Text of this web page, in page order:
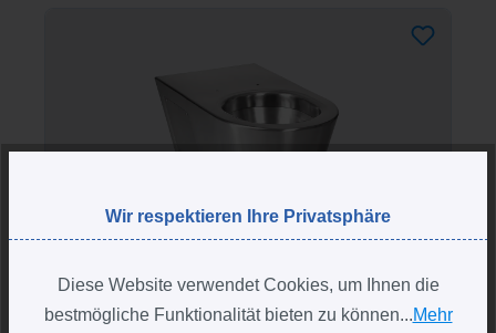
Wir respektieren Ihre Privatsphäre
Diese Website verwendet Cookies, um Ihnen die
bestmögliche Funktionalität bieten zu können...Mehr